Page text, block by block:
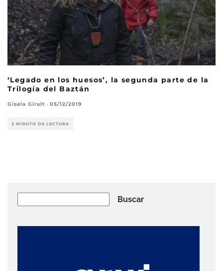
‘Legado en los huesos’, la segunda parte de la
Trilogía del Baztán
Gisela Giralt · 05/12/2019
3 MINUTO DE LECTURA
Buscar